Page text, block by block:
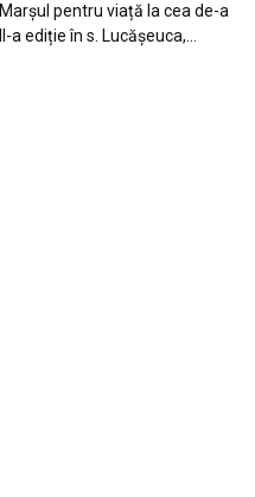
Marșul pentru viață la cea de-a
II-a ediție în s. Lucășeuca,...